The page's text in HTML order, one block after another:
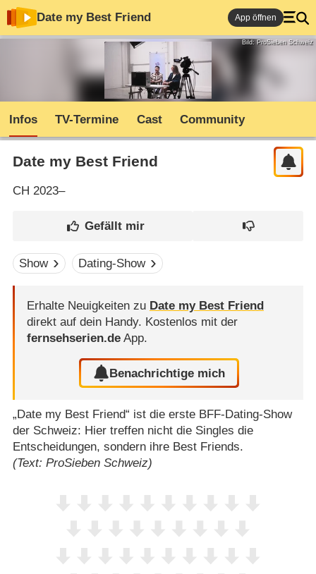
Date my Best Friend App öffnen
Bild: ProSieben Schweiz
Infos TV-Termine Cast Community
Date my Best Friend
CH 2023–
Show Dating-Show
Erhalte Neuigkeiten zu Date my Best Friend
direkt auf dein Handy. Kostenlos mit der
fernsehserien.deApp.
Benachrichtige mich
„Date my Best Friend“ ist die erste BFF-Dating-Show
der Schweiz: Hier treffen nicht die Singles die
Entscheidungen, sondern ihre Best Friends.
(Text: ProSieben Schweiz)